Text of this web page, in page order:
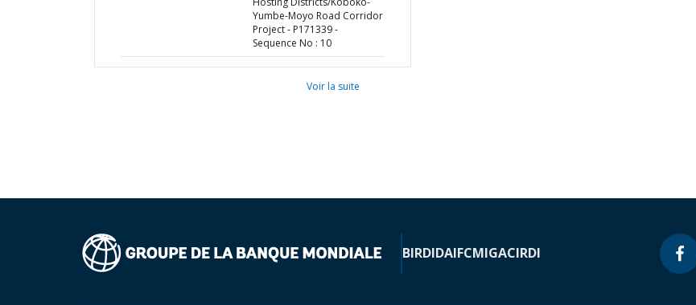
Yumbe-Moyo Road Corridor
Project - P171339 -
Sequence No : 10
Voir la suite
BIRDIDAIFCMIGACIRDI